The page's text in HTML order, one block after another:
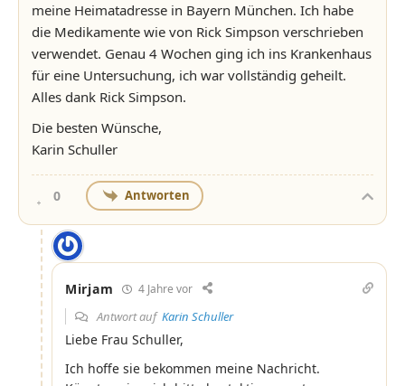
meine Heimatadresse in Bayern München. Ich habe
die Medikamente wie von Rick Simpson verschrieben
verwendet. Genau 4 Wochen ging ich ins Krankenhaus
für eine Untersuchung, ich war vollständig geheilt.
Alles dank Rick Simpson.
Die besten Wünsche,
Karin Schuller
0 Antworten
Mirjam 4 Jahre vor
Antwort auf Karin Schuller
Liebe Frau Schuller,
Ich hoffe sie bekommen meine Nachricht.